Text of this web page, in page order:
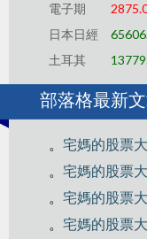
電子期
日本日經
土耳其
部落格最新
。 宅媽的股票
。 宅媽的股票
。 宅媽的股票
。 宅媽的股票